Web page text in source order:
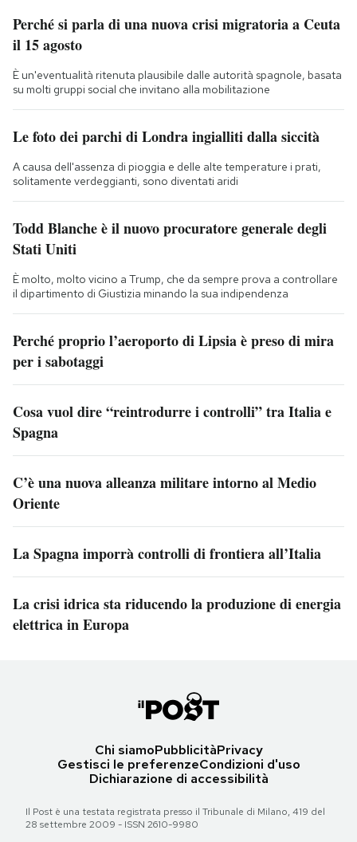
Perché si parla di una nuova crisi migratoria a Ceuta
il 15 agosto
È un'eventualità ritenuta plausibile dalle autorità spagnole, basata
su molti gruppi social che invitano alla mobilitazione
Le foto dei parchi di Londra ingialliti dalla siccità
A causa dell'assenza di pioggia e delle alte temperature i prati,
solitamente verdeggianti, sono diventati aridi
Todd Blanche è il nuovo procuratore generale degli
Stati Uniti
È molto, molto vicino a Trump, che da sempre prova a controllare
il dipartimento di Giustizia minando la sua indipendenza
Perché proprio l’aeroporto di Lipsia è preso di mira
per i sabotaggi
Cosa vuol dire “reintrodurre i controlli” tra Italia e
Spagna
C’è una nuova alleanza militare intorno al Medio
Oriente
La Spagna imporrà controlli di frontiera all’Italia
La crisi idrica sta riducendo la produzione di energia
elettrica in Europa
Chi siamoPubblicitàPrivacy
Gestisci le preferenzeCondizioni d'uso
Dichiarazione di accessibilità
Il Post è una testata registrata presso il Tribunale di Milano, 419 del
28 settembre 2009 - ISSN 2610-9980